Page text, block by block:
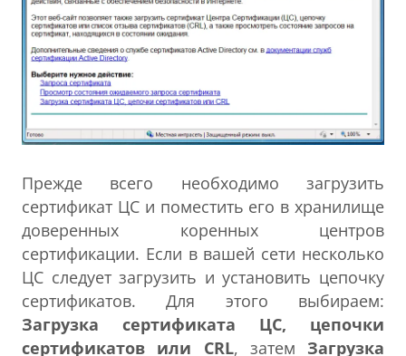
Прежде всего необходимо загрузить
сертификат ЦС и поместить его в хранилище
доверенных коренных центров
сертификации. Если в вашей сети несколько
ЦС следует загрузить и установить цепочку
сертификатов. Для этого выбираем:
Загрузка сертификата ЦС, цепочки
сертификатов или CRL, затем Загрузка